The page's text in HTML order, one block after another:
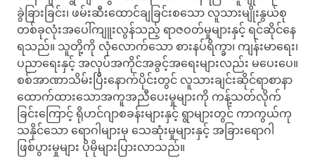
ခွဲခြားခြင်း၊ ဖမ်းဆီးထောင်ချခြင်းစသော လူသားမျိုးနွယ်စု
တစ်ခုလုံးအပေါ်ကျူးလွန်သည့် ရာဇဝတ်မှုများနှင့် ရင်ဆိုင်နေ
ရသည်။ သူတို့ကို လုံလောက်သော စားနပ်ရိက္ခာ၊ ကျန်းမာရေး၊
ပညာရေးနှင့် အလုပ်အကိုင်အခွင့်အရေးများလည်း မပေးပေ​။
စစ်အာဏာသိမ်းပြီးနောက်ပိုင်းတွင် လူသားချင်းဆိုင်ရာစာနာ
ထောက်ထားသောအကူအညီပေးမှုများကို ကန့်သတ်လိုက်
ခြင်းကြောင့် ရိုဟင်ဂျာစခန်းများနှင့် ရွာများတွင် ကာကွယ်ကု
သနိုင်သော ရောဂါများမှ သေဆုံးမှုများနှင့် အခြားရောဂါ
ဖြစ်ပွားမှုများ ပိုမိုများပြားလာသည်။